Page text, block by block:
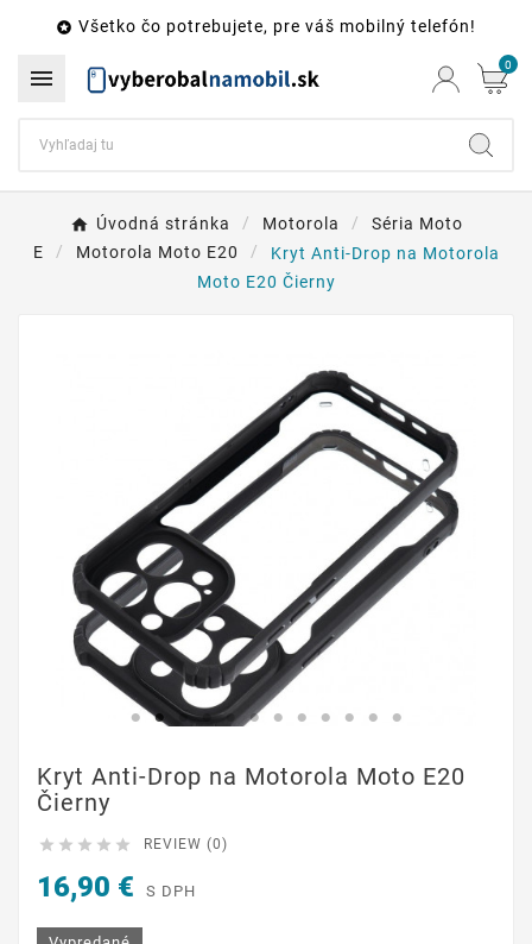
 Všetko čo potrebujete, pre váš mobilný telefón!
 0
Úvodná stránka Motorola
Séria Moto
E
Motorola Moto E20
Kryt Anti-Drop na Motorola
Moto E20 Čierny
Kryt Anti-Drop na Motorola Moto E20
Čierny
     REVIEW (0)
16,90 € S DPH